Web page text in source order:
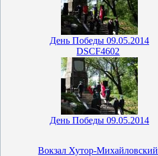
День Победы 09.05.2014
DSCF4602
День Победы 09.05.2014
Вокзал Хутор-Михайловский